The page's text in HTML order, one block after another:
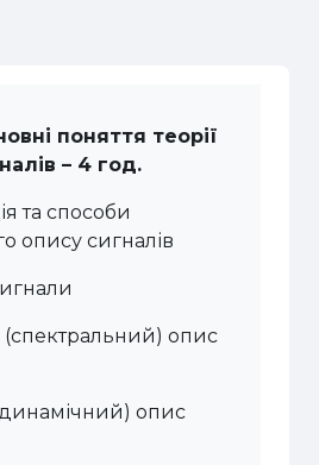
поняття теорії
– 4 год.
та способи
опису сигналів
(спектральний) опис
опис